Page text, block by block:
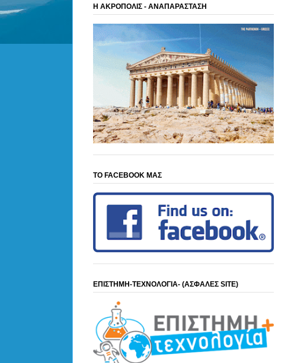
Η ΑΚΡΟΠΟΛΙΣ - ΑΝΑΠΑΡΑΣΤΑΣΗ
ΤΟ FACEBOOK ΜΑΣ
ΕΠΙΣΤΗΜΗ-ΤΕΧΝΟΛΟΓΙΑ- (ΑΣΦΑΛΕΣ SITE)